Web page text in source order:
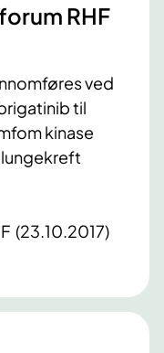
RHF
ved
til
kinase
(23.10.2017)